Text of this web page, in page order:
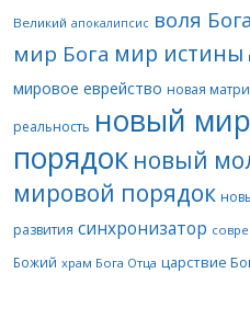
Великий апокалипсис воля Бога
мир Бога мир истины
мировое еврейство новая
реальность новый
порядок новый
мировой порядок
развития синхронизатор
Божий храм Бога Отца царствие